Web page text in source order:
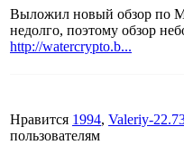
Выложил новый обзор по
недолго, поэтому обзор
http://watercrypto.b...
Нравится 1994, Valeriy-
пользователям